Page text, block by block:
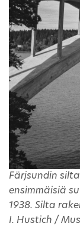
Färjsundin
ensimmäisiä
1938. Silta
I. Hustich /